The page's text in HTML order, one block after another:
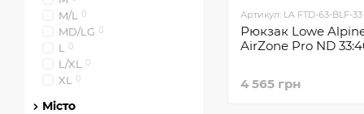
Артикул: LA FTD-63-BLF-33
Рюкзак Lowe
AirZone Pro ND
4 565 грн
M/L 0
MD/LG 0
L 0
L/XL 0
XL 0
Місто